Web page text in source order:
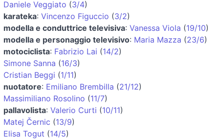
Daniele Veggiato (3/4)
karateka: Vincenzo Figuccio (3/2)
modella e conduttrice televisiva: Vanessa Viola (19/10)
modella e personaggio televisivo: Maria Mazza (23/6)
motociclista: Fabrizio Lai (14/2)
Simone Sanna (16/3)
Cristian Beggi (1/11)
nuotatore: Emiliano Brembilla (21/12)
Massimiliano Rosolino (11/7)
pallavolista: Valerio Curti (10/11)
Matej Černic (13/9)
Elisa Togut (14/5)